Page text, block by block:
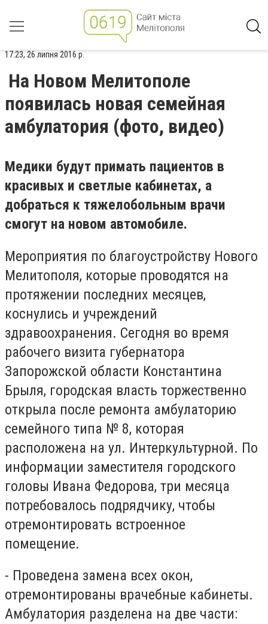
17:23, 26 липня 2016 р.
На Новом Мелитополе
появилась новая семейная
амбулатория (фото, видео)
Медики будут примать пациентов в
красивых и светлые кабинетах, а
добраться к тяжелобольным врачи
смогут на новом автомобиле.
Мероприятия по благоустройству Нового
Мелитополя, которые проводятся на
протяжении последних месяцев,
коснулись и учреждений
здравоохранения. Сегодня во время
рабочего визита губернатора
Запорожской области Константина
Брыля, городская власть торжественно
открыла после ремонта амбулаторию
семейного типа № 8, которая
расположена на ул. Интеркультурной. По
информации заместителя городского
головы Ивана Федорова, три месяца
потребовалось подрядчику, чтобы
отремонтировать встроенное
помещение.
- Проведена замена всех окон,
отремонтированы врачебные кабинеты.
Амбулатория разделена на две части: